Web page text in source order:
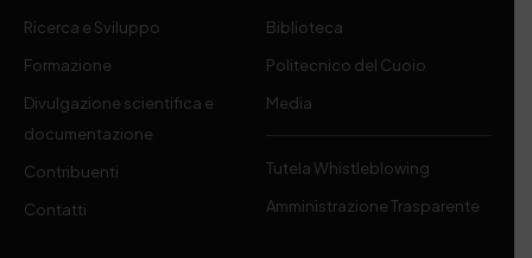
Ricerca e Sviluppo
Formazione
Divulgazione scientifica e
documentazione
Contribuenti
Contatti
Biblioteca
Politecnico del Cuoio
Media
Tutela Whistleblowing
Amministrazione Trasparente